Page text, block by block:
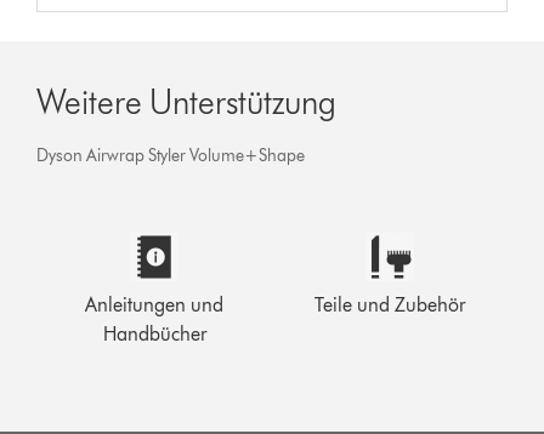
Weitere Unterstützung
Dyson Airwrap Styler Volume+Shape
Anleitungen und
Handbücher
Teile und Zubehör